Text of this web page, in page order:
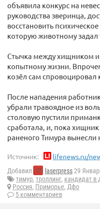
объявила конкурс на
руководства зверинца,
восстановить
которую животному задал
Стычка между хищником
копытному жизни.
козёл сам спровоцировал
После нападения
убрали травоядное из
столовую пустили
сработала, и, пока
раненого Тимура вынесли
Источник: lifenews.ru/
Добавил laserpress29
тимур, троллинг, кандидат в
Россия, Приморье, Дфо
5 комментариев